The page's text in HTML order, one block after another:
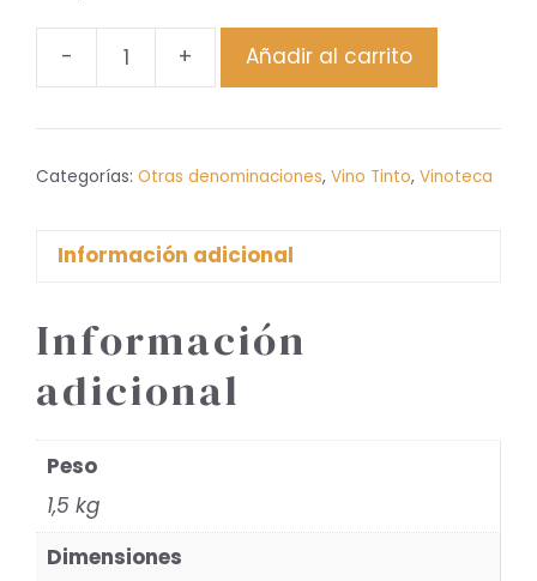
-
Numanthia
+ Añadir al carrito
Categorías: Otras denominaciones, Vino Tinto, Vinoteca
Información adicional
Información
adicional
Peso
1,5 kg
Dimensiones